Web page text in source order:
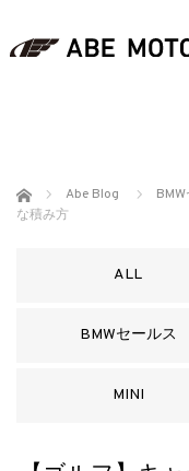
ホーム Abe Blog
な積み方
ALL
BMWセールス
MINI